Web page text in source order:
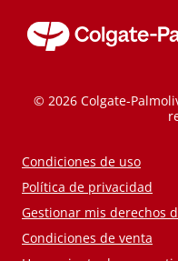
© 2026 Colgate-
Condiciones de uso
Política de privacidad
Gestionar mis derechos
Condiciones de venta